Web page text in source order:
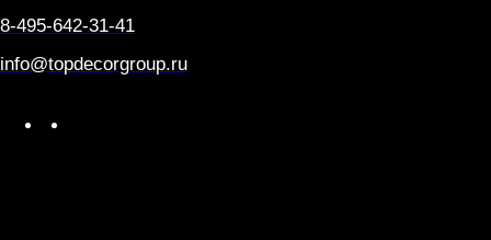
8-495-642-31-41
info@topdecorgroup.ru